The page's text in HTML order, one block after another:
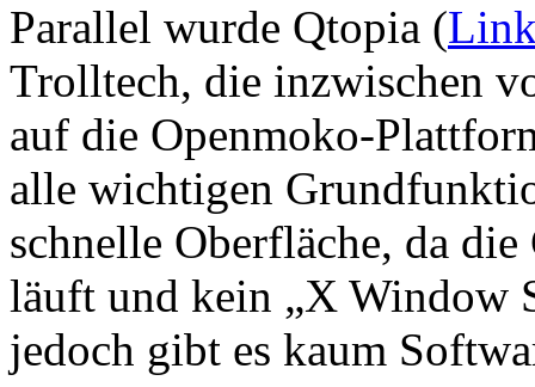
Parallel wurde Qtopia (
Trolltech, die inzwischen
auf die Openmoko-
alle wichtigen
schnelle Oberfläche, da
läuft und kein „X Window
jedoch gibt es kaum